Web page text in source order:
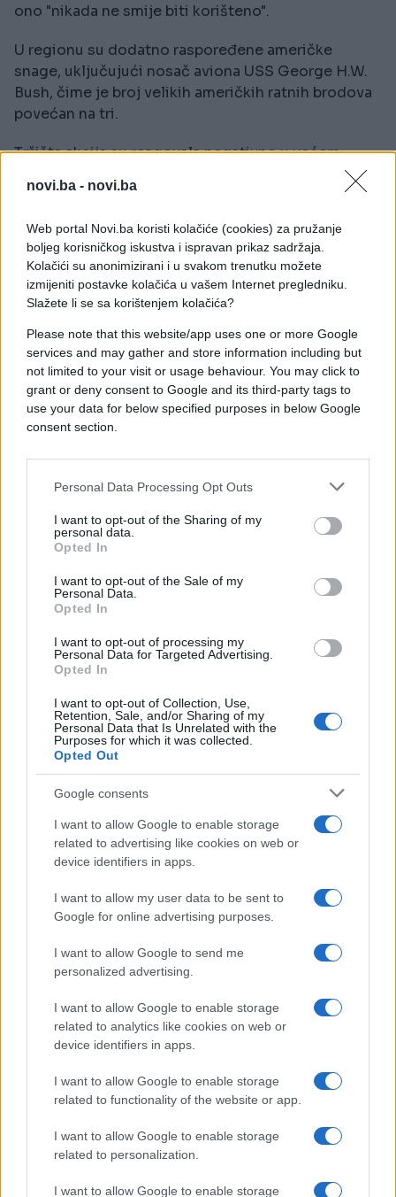
novi.ba - novi.ba
Web portal Novi.ba koristi kolačiće (cookies) za pružanje
boljeg korisničkog iskustva i ispravan prikaz sadržaja.
Kolačići su anonimizirani i u svakom trenutku možete
izmijeniti postavke kolačića u vašem Internet pregledniku.
Slažete li se sa korištenjem kolačića?
Please note that this website/app uses one or more Google
services and may gather and store information including but
not limited to your visit or usage behaviour. You may click to
grant or deny consent to Google and its third-party tags to
use your data for below specified purposes in below Google
consent section.
Personal Data Processing Opt Outs
I want to opt-out of the Sharing of my
personal data.
Opted In
I want to opt-out of the Sale of my
Personal Data.
Opted In
I want to opt-out of processing my
Personal Data for Targeted Advertising.
Opted In
I want to opt-out of Collection, Use,
Retention, Sale, and/or Sharing of my
Personal Data that Is Unrelated with the
Purposes for which it was collected.
Opted Out
Google consents
I want to allow Google to enable storage
related to advertising like cookies on web or
device identifiers in apps.
I want to allow my user data to be sent to
Google for online advertising purposes.
I want to allow Google to send me
personalized advertising.
I want to allow Google to enable storage
related to analytics like cookies on web or
device identifiers in apps.
I want to allow Google to enable storage
related to functionality of the website or app.
I want to allow Google to enable storage
related to personalization.
I want to allow Google to enable storage
ono "nikada ne smije biti korišteno".
U regionu su dodatno raspoređene američke
snage, uključujući nosač aviona USS George H.W.
Bush, čime je broj velikih američkih ratnih brodova
povećan na tri.
Tržišta akcija su reagovala negativno u većem
dijelu Azije, dok su pojedina tržišta, poput Tajvana,
zabilježila rast zahvaljujući tehnološkom sektoru i
Analitičari navode da je povjerenje na tržištima
prešlo u fazu opreza jer pregovori između zaraćenih
strana ne bilježe značajan napredak, dok obje
Uprkos napetostima, Trump je izjavio da postoji
"veoma dobra šansa za mir" i najavio moguće
sastanke s liderima uključenih država u narednim
sedmicama.
Sukob između Izraela i grupe Hezbollah u Libanu i
dalje predstavlja jednu od ključnih prepreka u
Washingtona i Teherana.
#nafta #cijene